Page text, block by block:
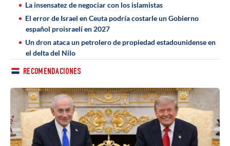
La insensatez de negociar con los islamistas
El error de Israel en Ceuta podría costarle un Gobierno
español proisraelí en 2027
Un dron ataca un petrolero de propiedad estadounidense en
el delta del Nilo
RECOMENDACIONES